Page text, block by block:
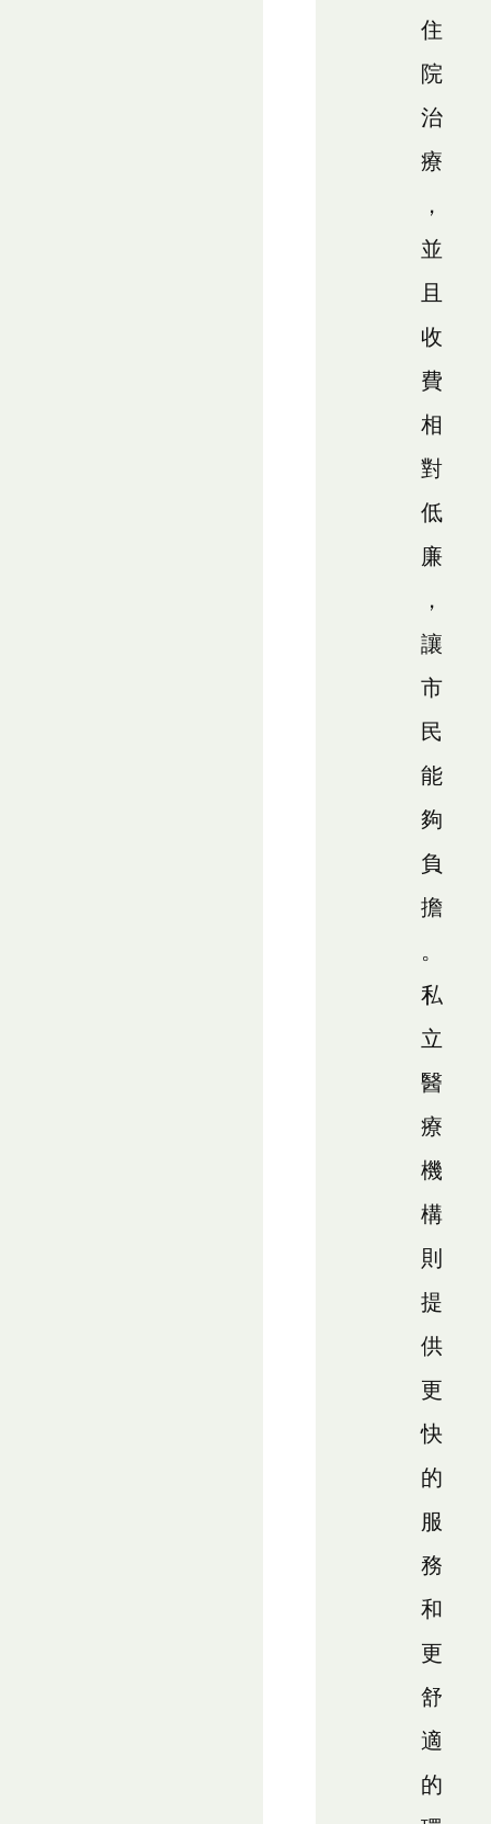
住
院
治
療
，
並
且
收
費
相
對
低
廉
，
讓
市
民
能
夠
負
擔
。
私
立
醫
療
機
構
則
提
供
更
快
的
服
務
和
更
舒
適
的